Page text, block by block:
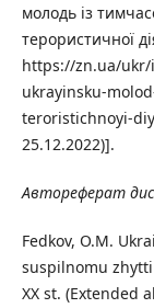
молодь із
терористичної
https://zn.ua/
ukrayinsku-
teroristichnoyi-
25.12.2022)].
Автореферат
Fedkov, O.M.
suspilnomu
XX st. (Extended